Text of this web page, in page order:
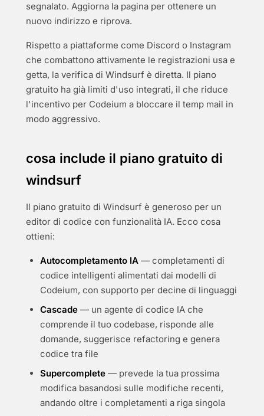
segnalato. Aggiorna la pagina per ottenere un
nuovo indirizzo e riprova.
Rispetto a piattaforme come Discord o Instagram
che combattono attivamente le registrazioni usa e
getta, la verifica di Windsurf è diretta. Il piano
gratuito ha già limiti d'uso integrati, il che riduce
l'incentivo per Codeium a bloccare il temp mail in
modo aggressivo.
cosa include il piano gratuito di
windsurf
Il piano gratuito di Windsurf è generoso per un
editor di codice con funzionalità IA. Ecco cosa
ottieni:
Autocompletamento IA — completamenti di
codice intelligenti alimentati dai modelli di
Codeium, con supporto per decine di linguaggi
Cascade — un agente di codice IA che
comprende il tuo codebase, risponde alle
domande, suggerisce refactoring e genera
codice tra file
Supercomplete — prevede la tua prossima
modifica basandosi sulle modifiche recenti,
andando oltre i completamenti a riga singola